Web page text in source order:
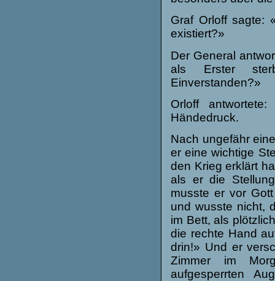
Graf Orloff sagte:
existiert?»
Der General
als Erster
Einverstanden?»
Orloff
Händedruck.
Nach ungefähr
er eine wichtige
den Krieg erklärt
als er die
musste er vor
und wusste nicht,
im Bett, als
die rechte Hand
drin!» Und er
Zimmer im
aufgesperrten